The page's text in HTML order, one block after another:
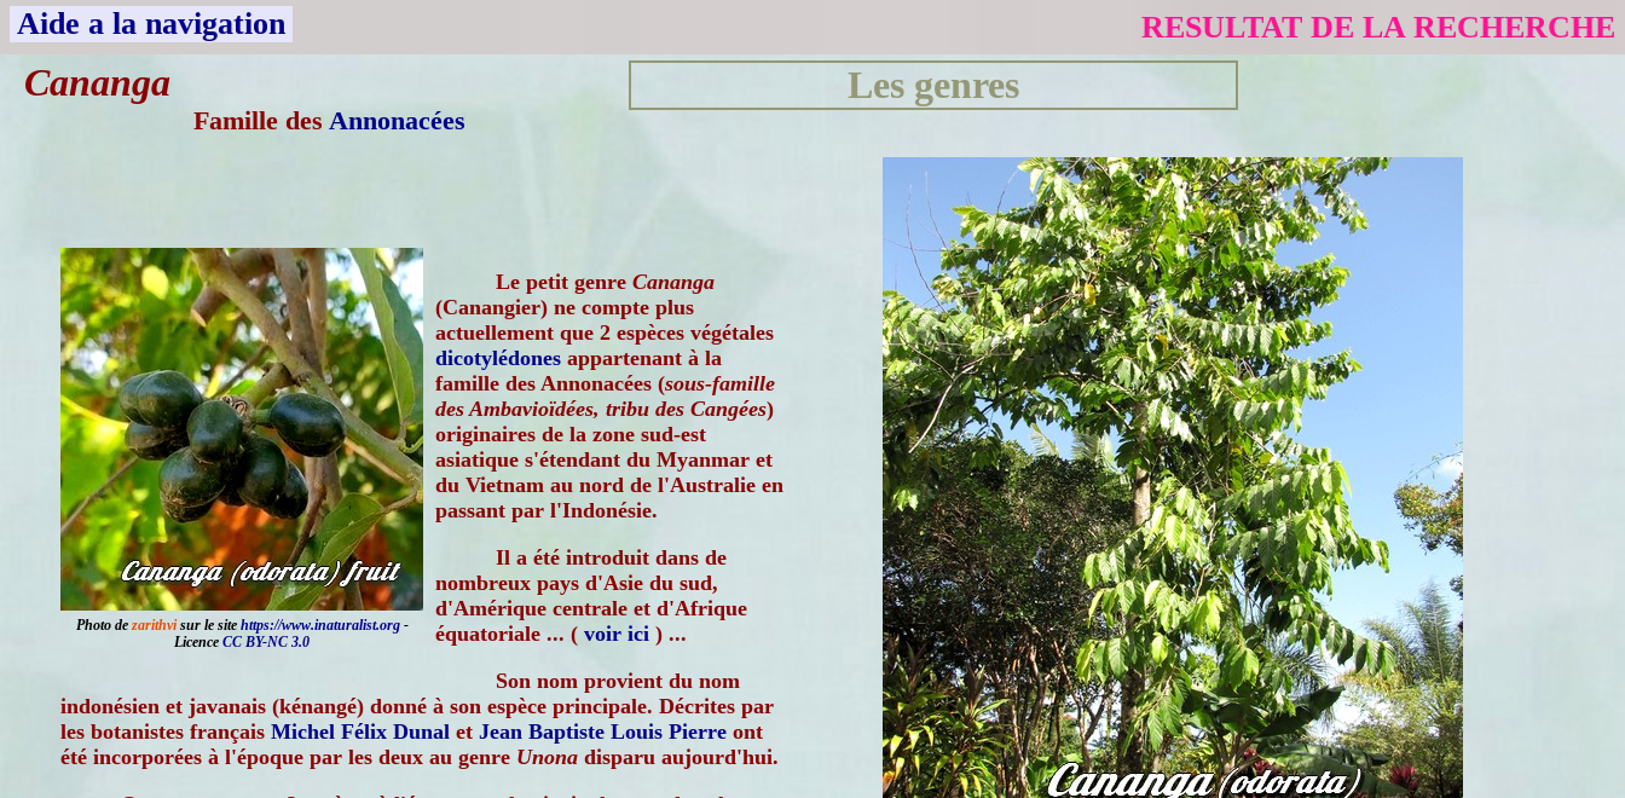
Aide a la navigation RESULTAT DE LA RECHERCHE
Cananga
Famille des Annonacées
Les genres
Photo dezarithvisur le site https://www.inaturalist.org-
Licence CC BY-NC 3.0
Le petit genre Cananga
(Canangier) ne compte plus
actuellement que 2 espèces végétales
dicotylédones appartenant à la
famille des Annonacées (sous-famille
des Ambavioïdées, tribu des Cangées)
originaires de la zone sud-est
asiatique s'étendant du Myanmar et
du Vietnam au nord de l'Australie en
passant par l'Indonésie.
Il a été introduit dans de
nombreux pays d'Asie du sud,
d'Amérique centrale et d'Afrique
équatoriale ... ( voir ici ) ...
Son nom provient du nom
indonésien et javanais (kénangé) donné à son espèce principale. Décrites par
les botanistes français Michel Félix Dunal et Jean Baptiste Louis Pierre ont
été incorporées à l'époque par les deux au genre Unona disparu aujourd'hui.